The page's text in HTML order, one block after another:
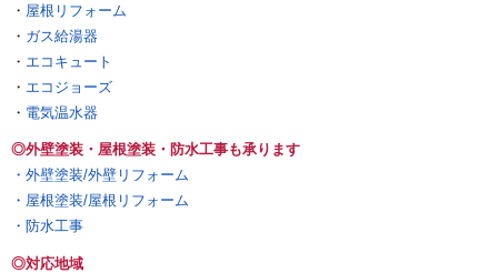
・ 屋根リフォーム
・ ガス給湯器
・ エコキュート
・ エコジョーズ
・ 電気温水器
◎外壁塗装・屋根塗装・防水工事も承ります
・外壁塗装/外壁リフォーム
・屋根塗装/屋根リフォーム
・防水工事
◎対応地域